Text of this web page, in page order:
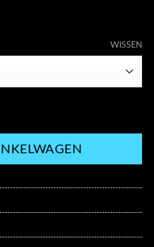
WISSEN